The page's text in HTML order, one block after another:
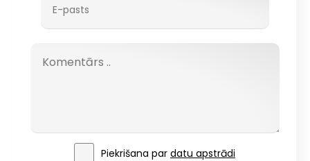
Piekrišana par datu apstrādi